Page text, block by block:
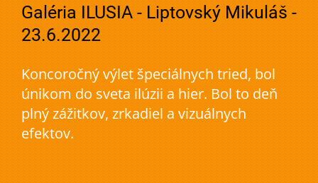
Galéria ILUSIA - Liptovský Mikuláš -
23.6.2022
Koncoročný výlet špeciálnych tried, bol
únikom do sveta ilúzii a hier. Bol to deň
plný zážitkov, zrkadiel a vizuálnych
efektov.